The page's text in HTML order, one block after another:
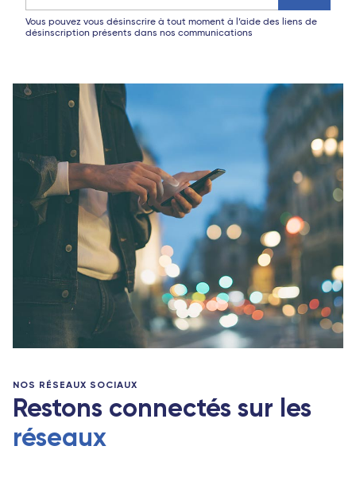
Vous pouvez vous désinscrire à tout moment à l’aide des liens de
désinscription présents dans nos communications
NOS RÉSEAUX SOCIAUX
Restons connectés sur les
réseaux